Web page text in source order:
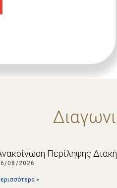
Περίληψης
08/2026
»